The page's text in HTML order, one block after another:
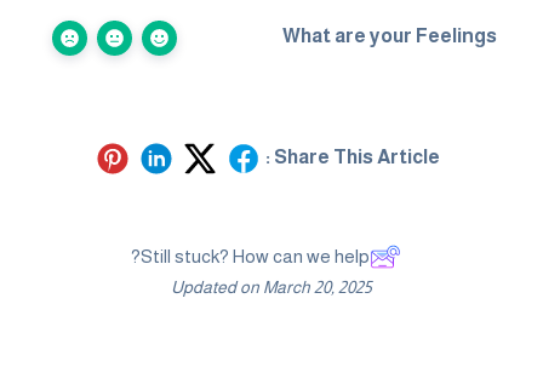
What are your Feelings
Share This Article :
Still stuck? How can we help?
Updated on March 20, 2025